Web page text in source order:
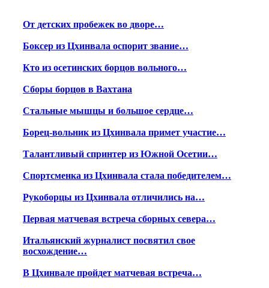
От детских пробежек во дворе…
Боксер из Цхинвала оспорит звание…
Кто из осетинских борцов вольного…
Сборы борцов в Вахтана
Стальные мышцы и большое сердце…
Борец-вольник из Цхинвала примет участие…
Талантливый спринтер из Южной Осетии…
Спортсменка из Цхинвала стала победителем…
Рукоборцы из Цхинвала отличились на…
Первая матчевая встреча сборных севера…
Итальянский журналист посвятил свое
восхождение…
В Цхинвале пройдет матчевая встреча…